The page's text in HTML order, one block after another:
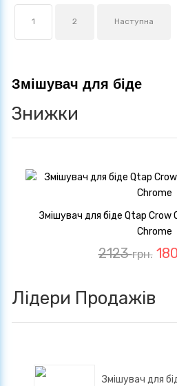
1 2 Наступна
Змішувач для біде
Знижки
Змішувач для біде Qtap Crow
Chrome
2123грн.
Лідери Продажів
Змішувач для